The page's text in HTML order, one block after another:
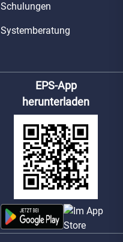
Schulungen
Systemberatung
EPS-App
herunterladen